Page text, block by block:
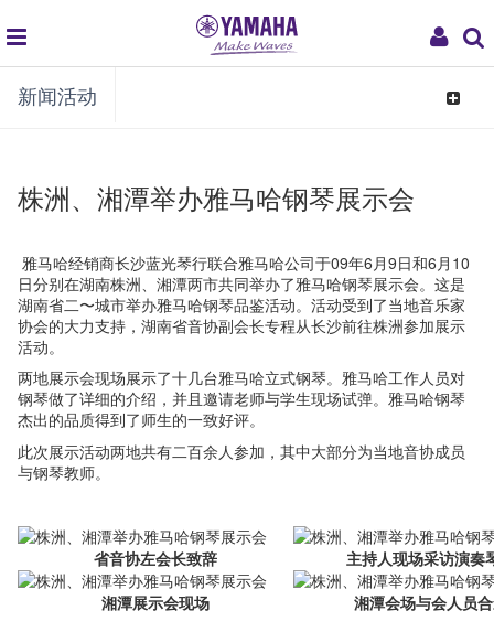
My
global
navigation
新闻活动
Toggle
株洲、湘潭举办雅马哈钢琴展示会
雅马哈经销商长沙蓝光琴行联合雅马哈公司于09年6月9日和6月10
日分别在湖南株洲、湘潭两市共同举办了雅马哈钢琴展示会。这是
湖南省二〜城市举办雅马哈钢琴品鉴活动。活动受到了当地音乐家
协会的大力支持，湖南省音协副会长专程从长沙前往株洲参加展示
活动。
两地展示会现场展示了十几台雅马哈立式钢琴。雅马哈工作人员对
钢琴做了详细的介绍，并且邀请老师与学生现场试弹。雅马哈钢琴
杰出的品质得到了师生的一致好评。
此次展示活动两地共有二百余人参加，其中大部分为当地音协成员
与钢琴教师。
省音协左会长致辞
主持人现场采访演奏
湘潭展示会现场
湘潭会场与会人员